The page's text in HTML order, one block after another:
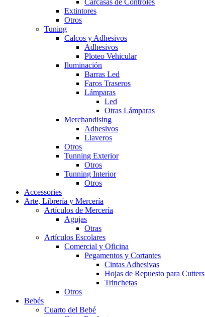
Carcasas de Controles
Extintores
Otros
Tuning
Calcos y Adhesivos
Adhesivos
Ploteo Vehicular
Iluminación
Barras Led
Faros Traseros
Lámparas
Led
Otras Lámparas
Merchandising
Adhesivos
Llaveros
Otros
Tunning Exterior
Otros
Tunning Interior
Otros
Accessories
Arte, Librería y Mercería
Artículos de Mercería
Agujas
Otras
Artículos Escolares
Comercial y Oficina
Pegamentos y Cortantes
Cintas Adhesivas
Hojas de Repuesto para Cutters
Trinchetas
Otros
Bebés
Cuarto del Bebé